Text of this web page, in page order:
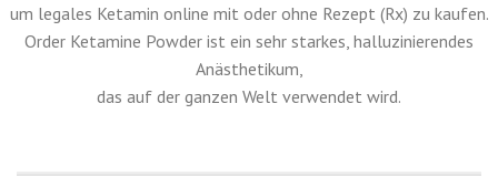
andere.
Forschungschemikalien sind nicht für den Freizeitgebrauch gedacht
und sollten nur unter Aufsicht eines ausgebildeten